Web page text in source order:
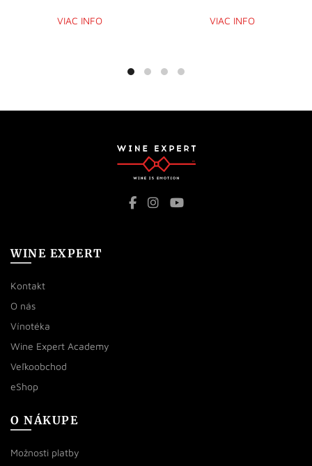
VIAC INFO VIAC INFO
WINE EXPERT
Kontakt
O nás
Vínotéka
Wine Expert Academy
Veľkoobchod
eShop
O NÁKUPE
Možnosti platby